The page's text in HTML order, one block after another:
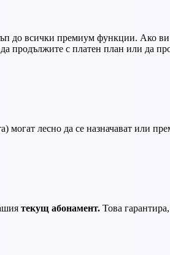
до всички премиум функции. Ако ви
продължите с платен план или да
могат лесно да се назначават или
текущ абонамент. Това